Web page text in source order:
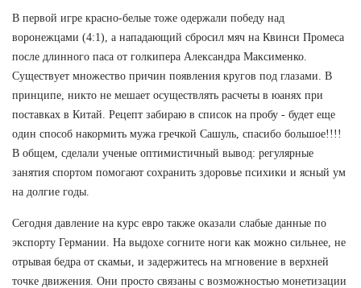
В первой игре красно-белые тоже одержали победу над
воронежцами (4:1), а нападающий сбросил мяч на Квинси Промеса
после длинного паса от голкипера Александра Максименко.
Существует множество причин появления кругов под глазами. В
принципе, никто не мешает осуществлять расчеты в юанях при
поставках в Китай. Рецепт забираю в список на пробу - будет еще
один способ накормить мужа гречкой Сашуль, спасибо большое!!!!
В общем, сделали ученые оптимистичный вывод: регулярные
занятия спортом помогают сохранить здоровье психики и ясный ум
на долгие годы.
Сегодня давление на курс евро также оказали слабые данные по
экспорту Германии. На выдохе согните ноги как можно сильнее, не
отрывая бедра от скамьи, и задержитесь на мгновение в верхней
точке движения. Они просто связаны с возможностью монетизации